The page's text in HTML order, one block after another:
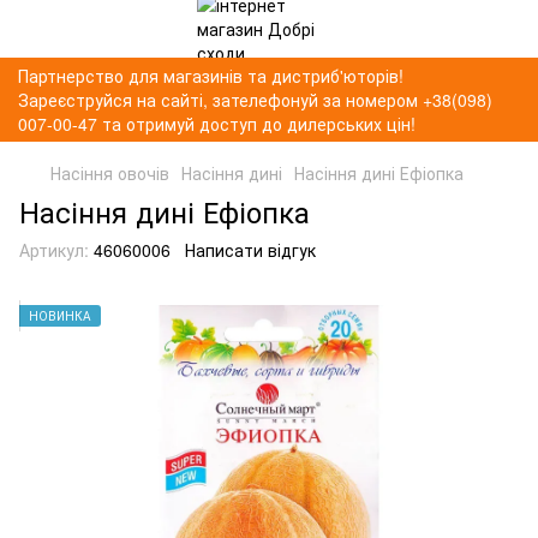
Партнерство для магазинів та дистриб'юторів!
Зареєструйся на сайті, зателефонуй за номером +38(098)
007-00-47 та отримуй доступ до дилерських цін!
Насіння овочів Насіння дині Насіння дині Ефіопка
Насіння дині Ефіопка
Артикул: 46060006 Написати відгук
НОВИНКА